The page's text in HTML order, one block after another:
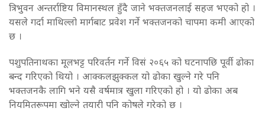
त्रिभुवन अन्तर्राष्टिय विमानस्थल हुँदै जाने भक्तजनलाई सहज भएको हो ।
यसले गर्दा माथिल्लो मार्गबाट प्रवेश गर्ने भक्तजनको चापमा कमी आएको
छ ।
पशुपतिनाथका मूलभट्ट परिवर्तन गर्ने विसं २०६५ को घटनापछि पूर्वी ढोका
बन्द गरिएको थियो । आक्कलझुक्कल यो ढोका खुल्ने गरे पनि
भक्तजनकै लागि भने यसै वर्षमात्र खुला गरिएको हो । यो ढोका अब
नियमितरूपमा खोल्ने तयारी पनि कोषले गरेको छ ।